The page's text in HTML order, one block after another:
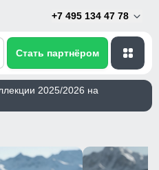
+7 495 134 47 78
Стать партнёром
2025/2026 на